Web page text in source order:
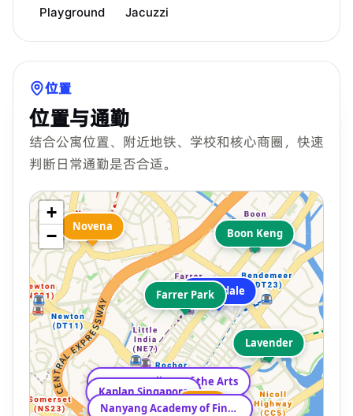
Playground
Jacuzzi
位置
位置与通勤
结合公寓位置、附近地铁、学校和核心商圈，快速
判断日常通勤是否合适。
Kerrisdale
Farrer Park
Boon Keng
Lavender
LASALLE College of the Arts
Kaplan Singapore
Nanyang Academy of Fine Arts
Bugis
Novena
+
−